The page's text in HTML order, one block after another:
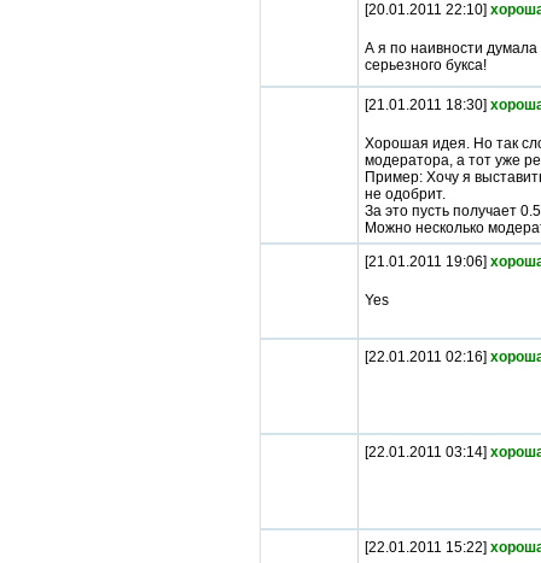
[20.01.2011 22:10]
А я по наивности
серьезного букса!
[21.01.2011 18:30]
Хорошая идея. Но так
модератора, а тот уже
Пример: Хочу я
не одобрит.
За это пусть получает
Можно несколько
[21.01.2011 19:06]
Yes
[22.01.2011 02:16]
[22.01.2011 03:14]
[22.01.2011 15:22]